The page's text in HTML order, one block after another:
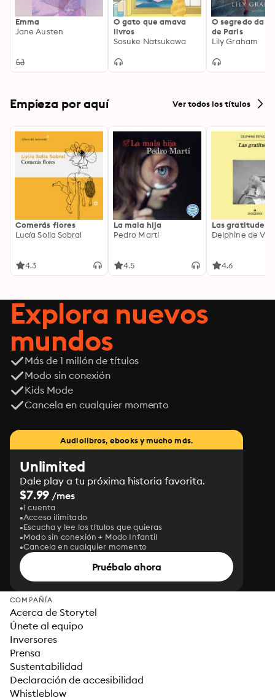
da segurança de Jack é fácil. Mas proteger seu próprio
coração? Essa vai ser a tarefa mais difícil da sua
vida.Esse livro é divertido demais! Perdi a conta de
quantas vezes eu ri enquanto lia. É a comédia
romântica feel good perfeita – Helen Hoang, autora
Emma
Jane Austen
O gato que amava
livros
Sosuke Natsukawa
O segredo da
de Paris
Lily Graham
Empieza por aquí Ver todos los títulos
Comerás flores
Lucía Solla Sobral
4.3
La mala hija
Pedro Martí
4.5
Las gratitudes
Delphine de
4.6
Explora nuevos
mundos
Más de 1 millón de títulos
Modo sin conexión
Kids Mode
Cancela en cualquier momento
Audiolibros, ebooks y mucho más.
Unlimited
Dale play a tu próxima historia favorita.
$7.99 /mes
1 cuenta
Acceso ilimitado
Escucha y lee los títulos que quieras
Modo sin conexión + Modo Infantil
Cancela en cualquier momento
Pruébalo ahora
COMPAÑÍA
Acerca de Storytel
Únete al equipo
Inversores
Prensa
Sustentabilidad
Declaración de accesibilidad
Whistleblow